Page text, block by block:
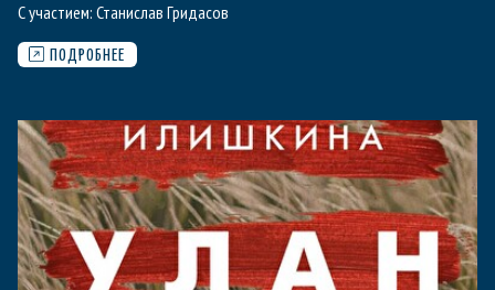
С участием: Станислав Гридасов
ПОДРОБНЕЕ